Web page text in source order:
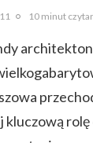
10 minut
kluczową